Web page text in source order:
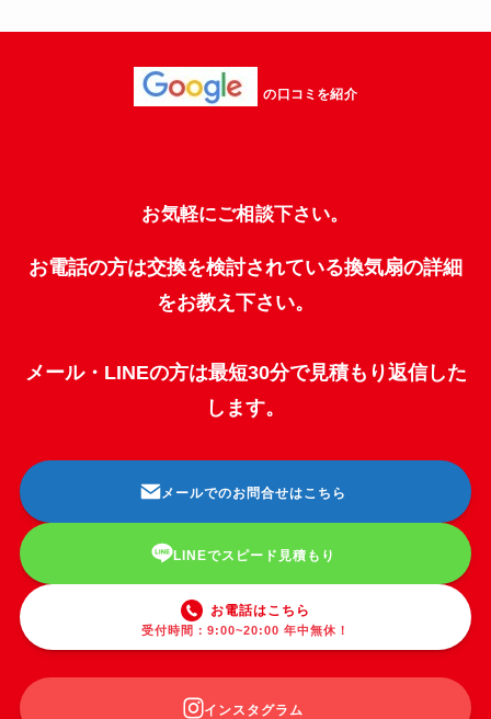
の口コミを紹介
お気軽にご相談下さい。
お電話の方は交換を検討されている換気扇の詳細
をお教え下さい。
メール・LINEの方は最短30分で見積もり返信した
します。
メールでのお問合せはこちら
LINEでスピード見積もり
お電話はこちら
受付時間：9:00~20:00 年中無休！
インスタグラム